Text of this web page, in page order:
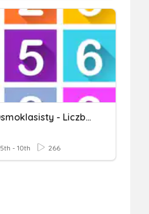
Egzamin Ósmoklasisty - Liczby 1
5th - 10th 266